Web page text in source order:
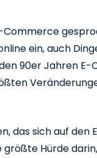
Commerce
ein, auch
90er Jahren
das sich auf den
Hürde